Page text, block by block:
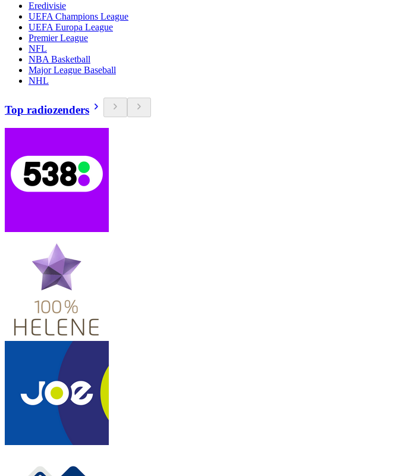
Eredivisie
UEFA Champions League
UEFA Europa League
Premier League
NFL
NBA Basketball
Major League Baseball
NHL
Top radiozenders